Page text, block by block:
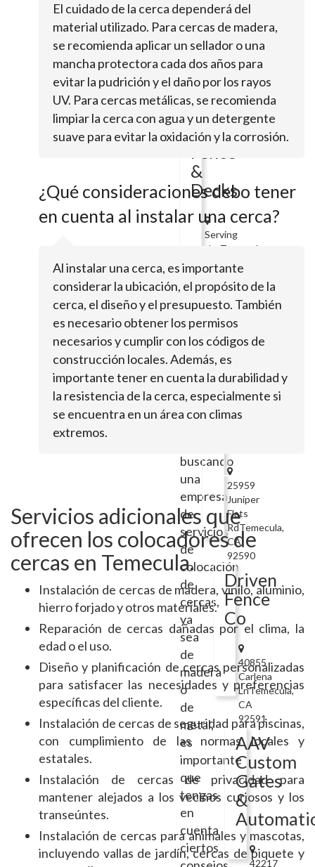
Welding
Inc.
Serving
theTemecula
Area
Borg
&
Decks
Serving
theTemecula
Area
Marquez
Iron
Work
Serving
theTemecula
Area
Hemet
25959
Juniper
Flats
RdTemecula,
CA
92590
Driven
Fence
Co
40855
Carlena
LnTemecula,
CA
92591
AAV
Custom
Gates
&
42217
buscando
una
empresa
de
servicios
de
colocación
de
cercas,
ya
sea
de
madera
o
de
metal,
es
importante
que
tengas
en
cuenta
ciertos
El cuidado de la cerca dependerá del
material utilizado. Para cercas de madera,
se recomienda aplicar un sellador o una
mancha protectora cada dos años para
evitar la pudrición y el daño por los rayos
UV. Para cercas metálicas, se recomienda
limpiar la cerca con agua y un detergente
suave para evitar la oxidación y la corrosión.
¿Qué consideraciones debo tener
en cuenta al instalar una cerca?
Al instalar una cerca, es importante
considerar la ubicación, el propósito de la
cerca, el diseño y el presupuesto. También
es necesario obtener los permisos
necesarios y cumplir con los códigos de
construcción locales. Además, es
importante tener en cuenta la durabilidad y
la resistencia de la cerca, especialmente si
se encuentra en un área con climas
extremos.
Servicios adicionales que
ofrecen los colocadores de
cercas en Temecula.
Instalación de cercas de madera, vinilo, aluminio,
hierro forjado y otros materiales.
Reparación de cercas dañadas por el clima, la
edad o el uso.
Diseño y planificación de cercas personalizadas
para satisfacer las necesidades y preferencias
específicas del cliente.
Instalación de cercas de seguridad para piscinas,
con cumplimiento de las normas locales y
estatales.
Instalación de cercas de privacidad para
mantener alejados a los vecinos curiosos y los
transeúntes.
Instalación de cercas para animales y mascotas,
incluyendo vallas de jardín, cercas de piquete y